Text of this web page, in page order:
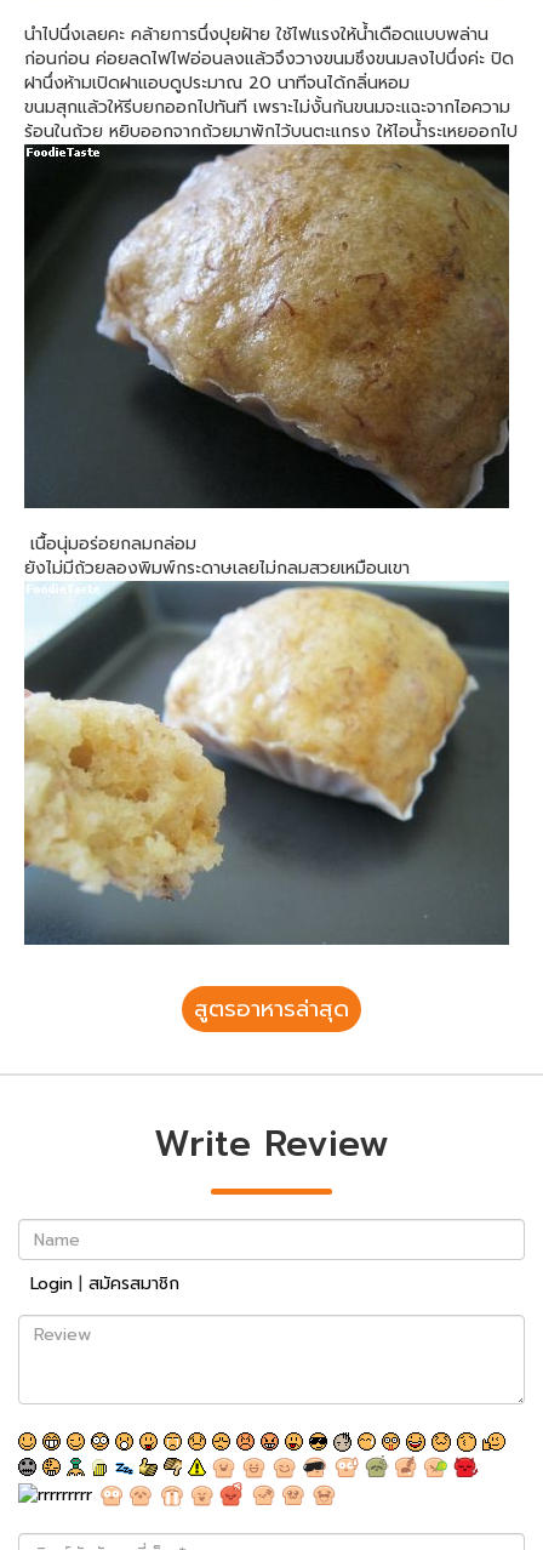
นำไปนึ่งเลยคะ คล้ายการนึ่งปุยฝ้าย ใช้ไฟแรงให้น้ำเดือดแบบพล่าน
ก่อนก่อน ค่อยลดไฟไฟอ่อนลงแล้วจึงวางขนมซึงขนมลงไปนึ่งค่ะ ปิด
ฝานึ่งห้ามเปิดฝาแอบดูประมาณ 20 นาทีจนได้กลิ่นหอม
ขนมสุกแล้วให้รีบยกออกไปทันที เพราะไม่งั้นก้นขนมจะแฉะจากไอความ
ร้อนในถ้วย หยิบออกจากถ้วยมาพักไว้บนตะแกรง ให้ไอน้ำระเหยออกไป
เนื้อนุ่มอร่อยกลมกล่อม
ยังไม่มีถ้วยลองพิมพ์กระดาษเลยไม่กลมสวยเหมือนเขา
สูตรอาหารล่าสุด
Write Review
Name
Login | สมัครสมาชิก
Review
พิมพ์